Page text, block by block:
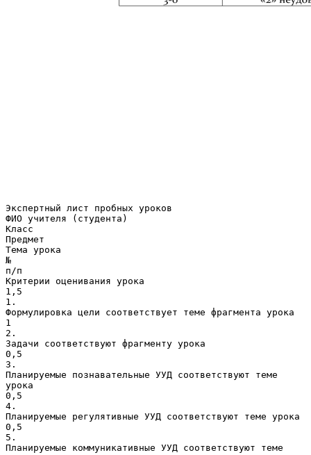
Экспертный лист пробных уроков
ФИО учителя (студента)
Класс
Предмет
Тема урока
№
п/п
Критерии оценивания урока
1,5
1.
Формулировка цели соответствует теме фрагмента урока
1
2.
Задачи соответствуют фрагменту урока
0,5
3.
Планируемые познавательные УУД соответствуют теме
урока
0,5
4.
Планируемые регулятивные УУД соответствуют теме урока
0,5
5.
Планируемые коммуникативные УУД соответствуют теме